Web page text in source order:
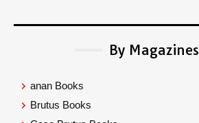
By Magazines
anan Books
Brutus Books